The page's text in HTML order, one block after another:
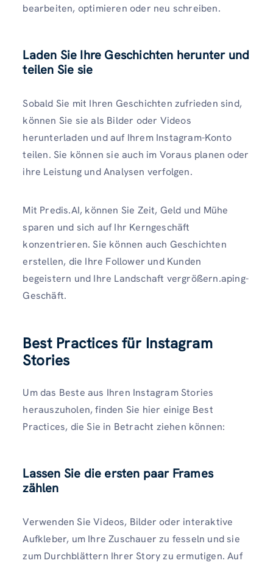
bearbeiten, optimieren oder neu schreiben.
Laden Sie Ihre Geschichten herunter und
teilen Sie sie
Sobald Sie mit Ihren Geschichten zufrieden sind,
können Sie sie als Bilder oder Videos
herunterladen und auf Ihrem Instagram-Konto
teilen. Sie können sie auch im Voraus planen oder
ihre Leistung und Analysen verfolgen.
Mit Predis.AI, können Sie Zeit, Geld und Mühe
sparen und sich auf Ihr Kerngeschäft
konzentrieren. Sie können auch Geschichten
erstellen, die Ihre Follower und Kunden
begeistern und Ihre Landschaft vergrößern.aping-
Geschäft.
Best Practices für Instagram
Stories
Um das Beste aus Ihren Instagram Stories
herauszuholen, finden Sie hier einige Best
Practices, die Sie in Betracht ziehen können:
Lassen Sie die ersten paar Frames
zählen
Verwenden Sie Videos, Bilder oder interaktive
Aufkleber, um Ihre Zuschauer zu fesseln und sie
zum Durchblättern Ihrer Story zu ermutigen. Auf